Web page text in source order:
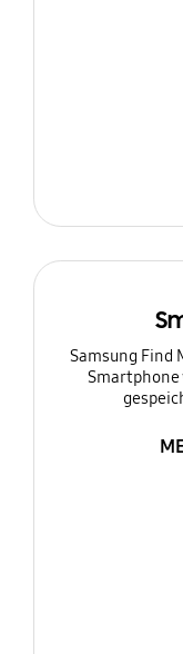
Samsung Find
Smartphone